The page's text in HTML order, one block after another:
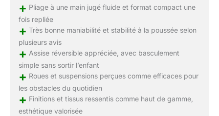
+ Pliage à une main jugé fluide et format compact une
fois repliée
+ Très bonne maniabilité et stabilité à la poussée selon
plusieurs avis
+ Assise réversible appréciée, avec basculement
simple sans sortir l’enfant
+ Roues et suspensions perçues comme efficaces pour
les obstacles du quotidien
+ Finitions et tissus ressentis comme haut de gamme,
esthétique valorisée